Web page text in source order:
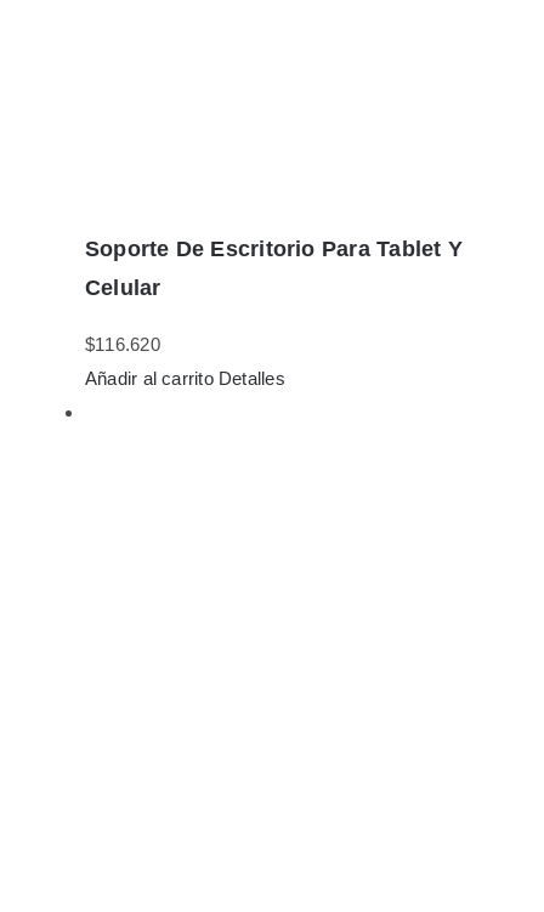
Soporte De Escritorio Para Tablet Y
Celular
$116.620
Añadir al carrito Detalles